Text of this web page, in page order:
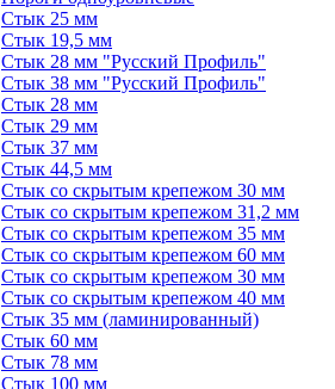
Стык 25 мм
Стык 19,5 мм
Стык 28 мм "Русский Профиль"
Стык 38 мм "Русский Профиль"
Стык 28 мм
Стык 29 мм
Стык 37 мм
Стык 44,5 мм
Стык со скрытым крепежом 30 мм
Стык со скрытым крепежом 31,2 мм
Стык со скрытым крепежом 35 мм
Стык со скрытым крепежом 60 мм
Стык со скрытым крепежом 30 мм
Стык со скрытым крепежом 40 мм
Стык 35 мм (ламинированный)
Стык 60 мм
Стык 78 мм
Стык 100 мм